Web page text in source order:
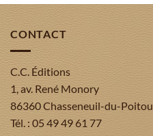
CONTACT
C.C. Éditions
1, av. René Monory
86360 Chasseneuil-du-Poitou
Tél. : 05 49 49 61 77